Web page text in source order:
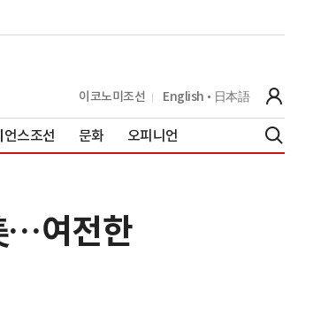
이코노미조선 English 日本語
언스조선 문화 오피니언
…여전한